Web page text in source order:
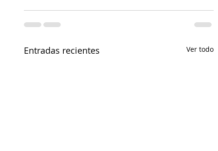
Entradas recientes Ver todo